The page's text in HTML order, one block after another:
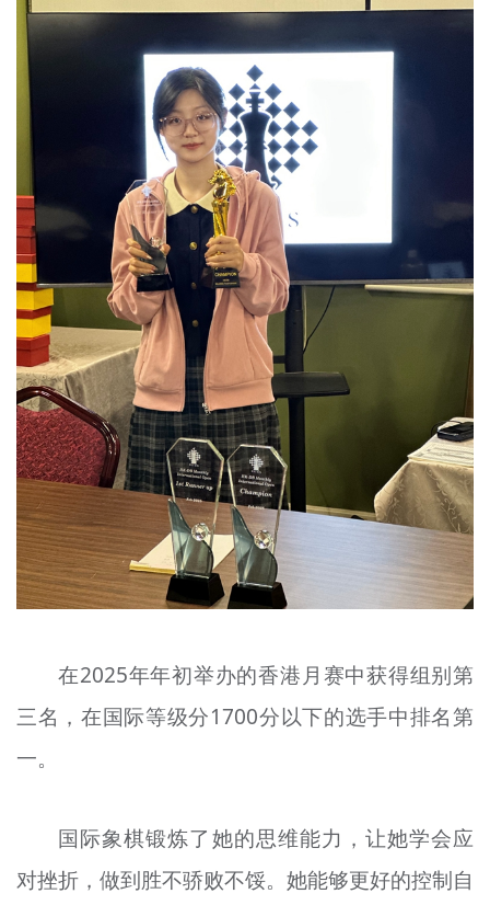
在2025年年初举办的香港月赛中获得组别第
三名，在国际等级分1700分以下的选手中排名第
一。
国际象棋锻炼了她的思维能力，让她学会应
对挫折，做到胜不骄败不馁。她能够更好的控制自